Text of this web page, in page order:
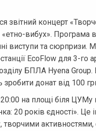
звітний концерт
вибух». Програма
виступи та сюрпризи.
EcoFlow для 3-
БПЛА Hyena
зробити донат від 100
на площі біля ЦУМу
20 років єдності». Це
творчими